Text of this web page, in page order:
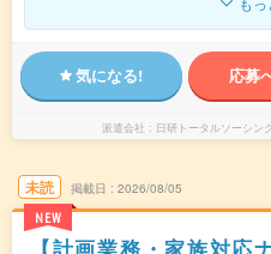
気になる! 応募
派遣会社 日研トータルソーシ
未読
NEW
掲載日 2026/08/05
【計画業務・家族対応